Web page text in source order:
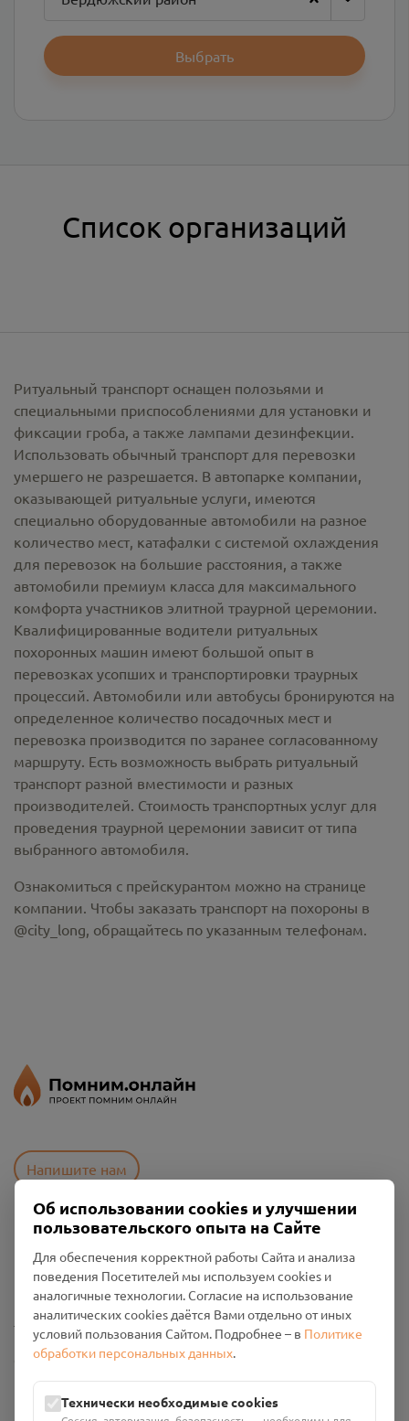
Выбрать
Список организаций
Ритуальный транспорт оснащен полозьями и
специальными приспособлениями для установки и
фиксации гроба, а также лампами дезинфекции.
Использовать обычный транспорт для перевозки
умершего не разрешается. В автопарке компании,
оказывающей ритуальные услуги, имеются
специально оборудованные автомобили на разное
количество мест, катафалки с системой охлаждения
для перевозок на большие расстояния, а также
автомобили премиум класса для максимального
комфорта участников элитной траурной церемонии.
Квалифицированные водители ритуальных
похоронных машин имеют большой опыт в
перевозках усопших и транспортировки траурных
процессий. Автомобили или автобусы бронируются на
определенное количество посадочных мест и
перевозка производится по заранее согласованному
маршруту. Есть возможность выбрать ритуальный
транспорт разной вместимости и разных
производителей. Стоимость транспортных услуг для
проведения траурной церемонии зависит от типа
выбранного автомобиля.
Ознакомиться с прейскурантом можно на странице
компании. Чтобы заказать транспорт на похороны в
@city_long, обращайтесь по указанным телефонам.
Напишите нам
Политика конфиденциальности
Промо-материалы
Настройки cookies
Общество с ограниченной ответственностью «Смоленский
Проект Помним»
ИНН: 6700029207 ОГРН: 1256700001986
Об использовании cookies и улучшении
пользовательского опыта на Сайте
Для обеспечения корректной работы Сайта и анализа
поведения Посетителей мы используем cookies и
аналогичные технологии. Согласие на использование
аналитических cookies даётся Вами отдельно от иных
условий пользования Сайтом. Подробнее – в Политике
обработки персональных данных.
Технически необходимые cookies